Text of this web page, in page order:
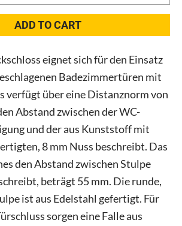
ADD TO CART
eignet sich für den Einsatz
Badezimmertüren mit
verfügt über eine Distanznorm von
Abstand zwischen der WC-
und der aus Kunststoff mit
8 mm Nuss beschreibt. Das
den Abstand zwischen Stulpe
beträgt 55 mm. Die runde,
ist aus Edelstahl gefertigt. Für
sorgen eine Falle aus